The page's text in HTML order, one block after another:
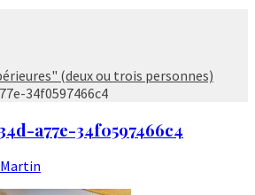
(deux ou trois personnes)
34f0597466c4
a77e-34f0597466c4